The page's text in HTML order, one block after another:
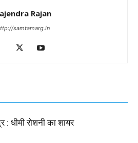
Rajan
samtamarg.in
: धीमी रोशनी का शायर